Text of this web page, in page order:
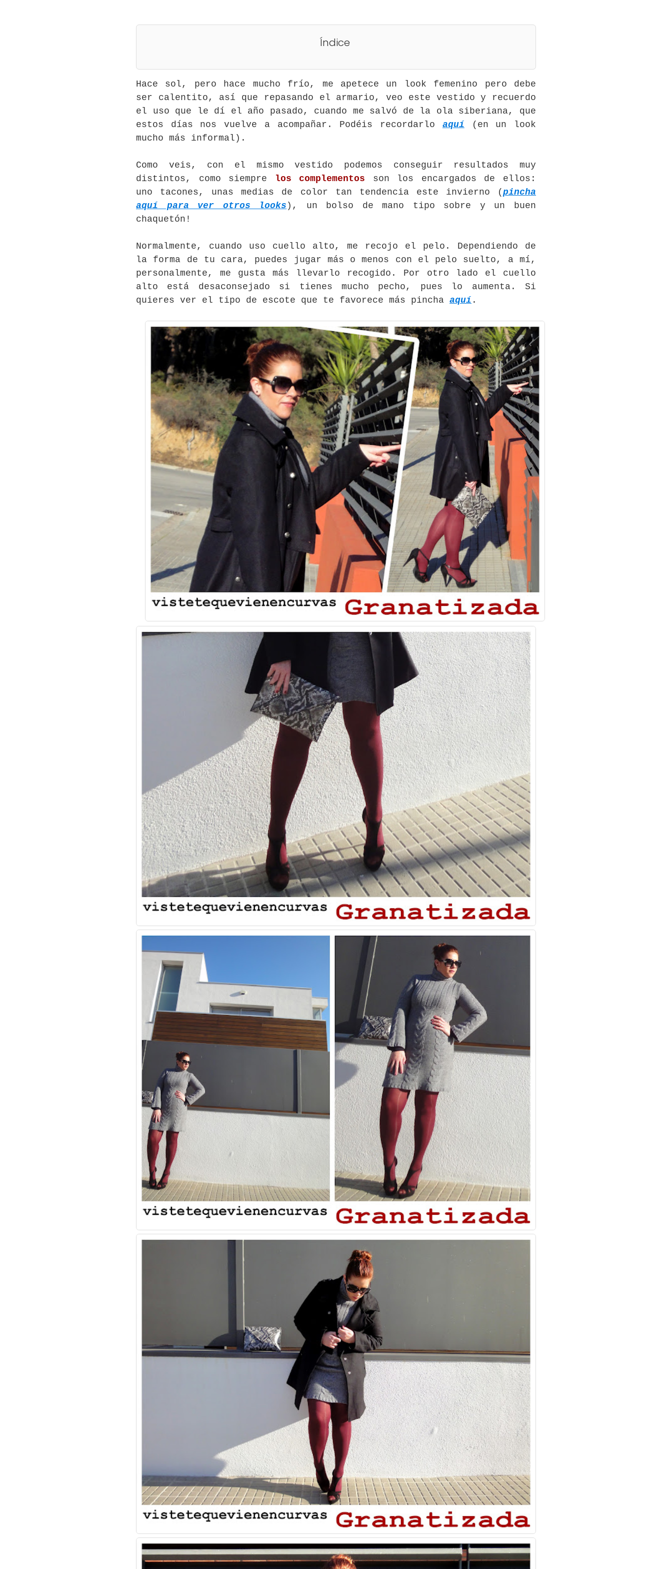
Índice
Hace sol, pero hace mucho frío, me apetece un look femenino pero debe
ser calentito, así que repasando el armario, veo este vestido y recuerdo
el uso que le dí el año pasado, cuando me salvó de la ola siberiana, que
estos días nos vuelve a acompañar. Podéis recordarlo aquí (en un look
mucho más informal).
Como veis, con el mismo vestido podemos conseguir resultados muy
distintos, como siempre
los complementos son los encargados de ellos:
uno tacones, unas medias de color tan tendencia este invierno ( pincha
aquí para ver otros looks ), un bolso de mano tipo sobre y un buen
chaquetón!
Normalmente, cuando uso cuello alto, me recojo el pelo. Dependiendo de
la forma de tu cara, puedes jugar más o menos con el pelo suelto, a mí,
personalmente, me gusta más llevarlo recogido. Por otro lado el cuello
alto está desaconsejado si tienes mucho pecho, pues lo aumenta. Si
quieres ver el tipo de escote que te favorece más pincha aquí .